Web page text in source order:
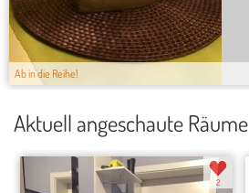
Ab in die Reihe!
Aktuell angeschaute Räume
2